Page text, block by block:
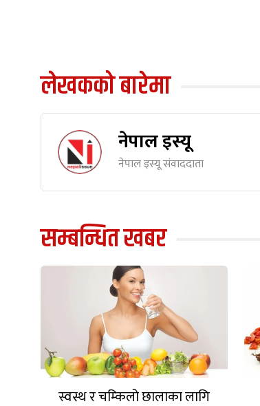
लेखकको बारेमा
नेपाल इस्यू
नेपाल इस्यू संवाददाता
सम्बन्धित खबर
स्वस्थ र चम्किलो छालाका लागि